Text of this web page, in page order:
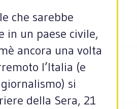
che sarebbe
in un paese civile,
ancora una volta
l’Italia (e
si
della Sera, 21